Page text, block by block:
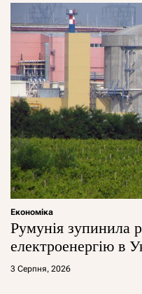
Економіка
Румунія зупинила
електроенергію в
3 Серпня, 2026